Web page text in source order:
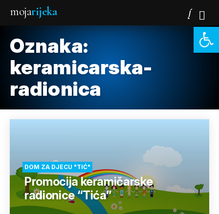
mojarijeka
Oznaka:
keramicarska-
radionica
DOM ZA DJECU "TIĆ"
Promocija keramičarske
radionice “Tića”